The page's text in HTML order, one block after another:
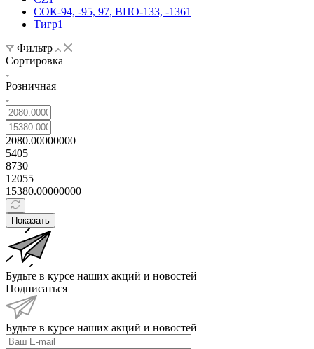
СОК-94, -95, 97, ВПО-133, -1361
Тигр1
Фильтр
Сортировка
Розничная
2080.00000000
5405
8730
12055
15380.00000000
Показать
Будьте в курсе наших акций и новостей
Подписаться
Будьте в курсе наших акций и новостей